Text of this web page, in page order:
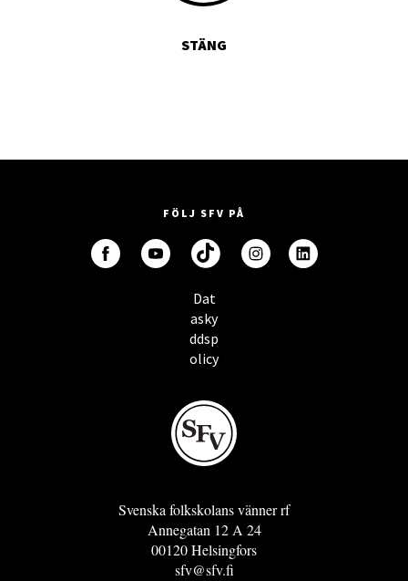
STÄNG
FÖLJ SFV PÅ
Dat
asky
ddsp
olicy
Svenska folkskolans vänner rf
Annegatan 12 A 24
00120 Helsingfors
sfv@sfv.fi